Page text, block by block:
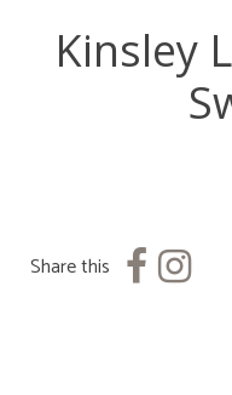
Kinsley
Share this